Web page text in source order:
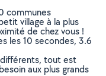
communes
village à la plus
de chez vous !
les 10 secondes, 3.6
tout est
aux plus grands